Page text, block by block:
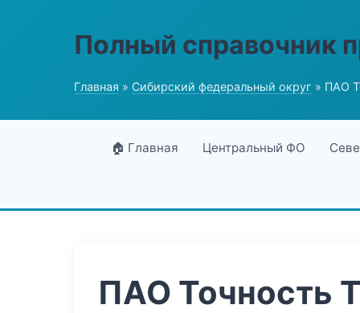
Полный справочник
Главная » Сибирский федеральный округ » ПАО
🏠 Главная Центральный ФО
ПАО Точность